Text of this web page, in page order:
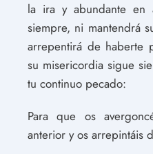
la ira y abundante en
siempre, ni mantendrá
arrepentirá de haberte
su misericordia sigue
tu continuo pecado:
Para que os
anterior y os arrepintáis